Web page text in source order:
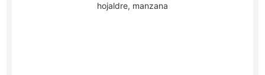
hojaldre, manzana